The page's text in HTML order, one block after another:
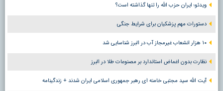
ویدئو؛ ایران حزب الله را تنها گذاشته است؟
دستورات مهم پزشکیان برای شرایط جنگی
۱۰ هزار انشعاب غیرمجاز آب در البرز شناسایی شد
نظارت بدون اغماض استاندارد بر مصنوعات طلا در البرز
آیت الله سید مجتبی خامنه ای رهبر جمهوری اسلامی ایران شدند + زندگینامه